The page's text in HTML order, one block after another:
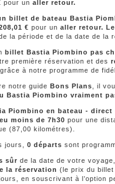
pour un aller retour.
billet de bateau Bastia
€ pour un aller retour.
la période et de la date de la
billet Bastia Piombino pas
première réservation et des
grâce à notre programme de
notre guide Bons Plans , il
Bastia Piombino vraiment
Piombino en bateau - direct
moins de 7h30 pour une
(87,00 kilométres).
jours, 0 départs sont
sûr de la date de votre
la réservation (le prix du billet
en souscrivant à l’option